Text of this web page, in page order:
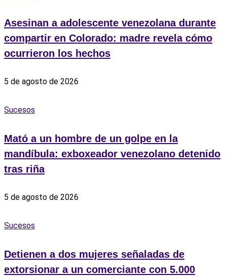
Asesinan a adolescente venezolana durante
compartir en Colorado: madre revela cómo
ocurrieron los hechos
5 de agosto de 2026
Sucesos
Mató a un hombre de un golpe en la
mandíbula: exboxeador venezolano detenido
tras riña
5 de agosto de 2026
Sucesos
Detienen a dos mujeres señaladas de
extorsionar a un comerciante con 5.000